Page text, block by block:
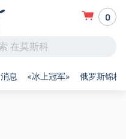
0
消息 «冰上冠军» 俄罗斯锦标